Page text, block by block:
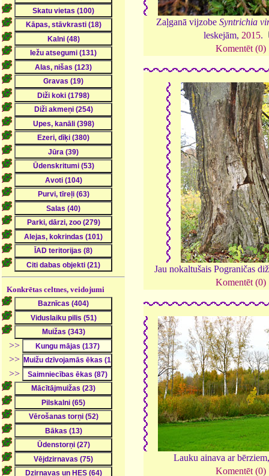
Konkrētas celtnes, veidojumi
>>
>>
>>
Zaļganā vijzobeSyntrichia
leskejām, 2015.
Komentēt (0)
Jau nokaltušais Pograničas
Komentēt (0)
Lauku ainava ar
Komentēt (0)